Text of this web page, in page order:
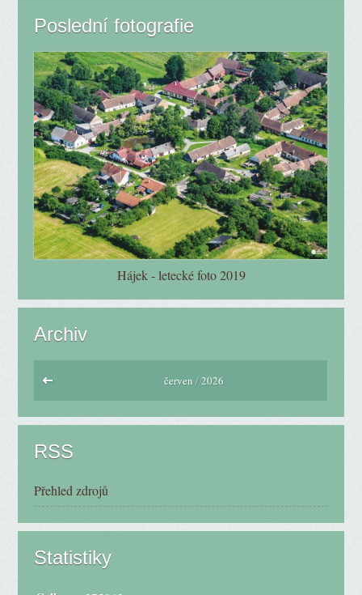
Poslední fotografie
Hájek - letecké foto 2019
Archiv
červen /2026
RSS
Přehled zdrojů
Statistiky